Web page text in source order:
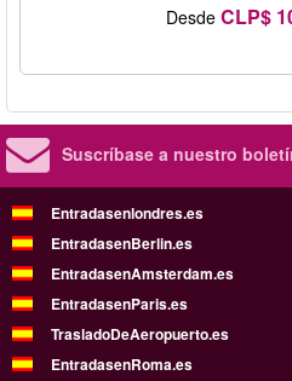
Desde CLP$
Suscríbase a nuestro
Entradasenlondres.es
EntradasenBerlin.es
EntradasenAmsterdam.es
EntradasenParis.es
TrasladoDeAeropuerto.es
EntradasenRoma.es